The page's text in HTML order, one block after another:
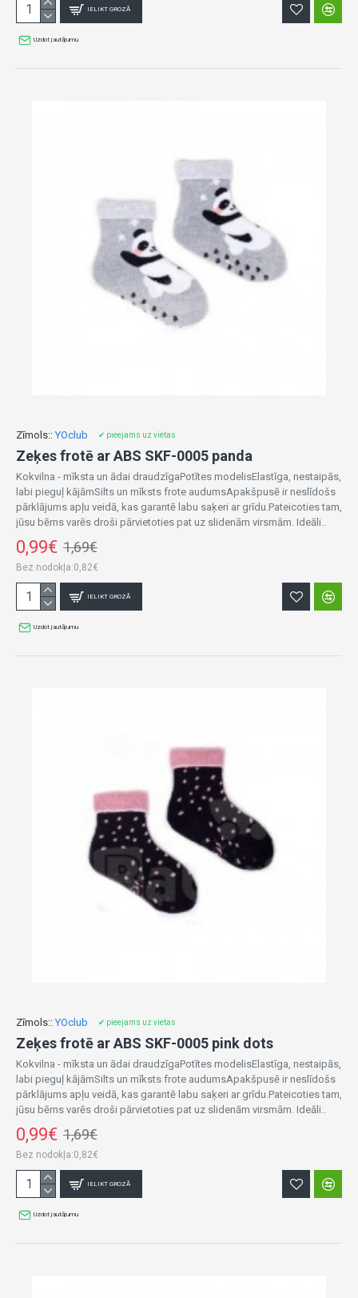
IELIKT GROZĀ
Uzdot jautājumu
Zīmols:: YOclub ✔ pieejams uz vietas
Zeķes frotē ar ABS SKF-0005 panda
Kokvilna - mīksta un ādai draudzīgaPotītes modelisElastīga, nestaipās,
labi pieguļ kājāmSilts un mīksts frote audumsApakšpusē ir neslīdošs
pārklājums apļu veidā, kas garantē labu saķeri ar grīdu.Pateicoties tam,
jūsu bērns varēs droši pārvietoties pat uz slidenām virsmām. Ideāli..
0,99€ 1,69€
Bez nodokļa:0,82€
IELIKT GROZĀ
Uzdot jautājumu
Zīmols:: YOclub ✔ pieejams uz vietas
Zeķes frotē ar ABS SKF-0005 pink dots
Kokvilna - mīksta un ādai draudzīgaPotītes modelisElastīga, nestaipās,
labi pieguļ kājāmSilts un mīksts frote audumsApakšpusē ir neslīdošs
pārklājums apļu veidā, kas garantē labu saķeri ar grīdu.Pateicoties tam,
jūsu bērns varēs droši pārvietoties pat uz slidenām virsmām. Ideāli..
0,99€ 1,69€
Bez nodokļa:0,82€
IELIKT GROZĀ
Uzdot jautājumu